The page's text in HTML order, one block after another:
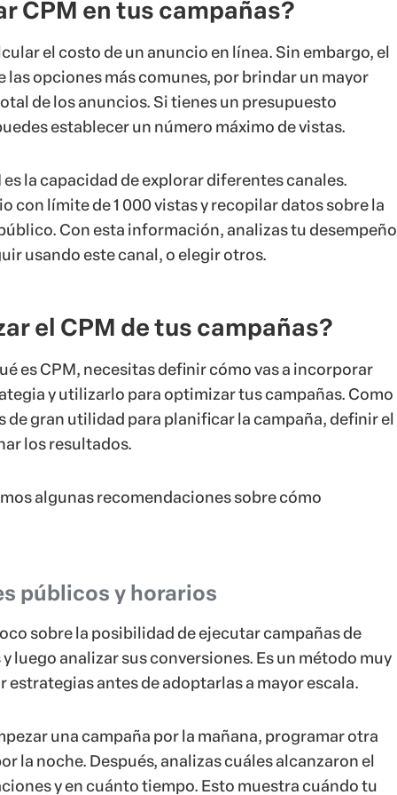
CPM en tus campañas?
el costo de un anuncio en línea. Sin embargo, el
las opciones más comunes, por brindar un mayor
de los anuncios. Si tienes un presupuesto
establecer un número máximo de vistas.
la capacidad de explorar diferentes canales.
con límite de 1 000 vistas y recopilar datos sobre la
Con esta información, analizas tu desempeño
usando este canal, o elegir otros.
el CPM de tus campañas?
es CPM, necesitas definir cómo vas a incorporar
y utilizarlo para optimizar tus campañas. Como
de gran utilidad para planificar la campaña, definir el
los resultados.
algunas recomendaciones sobre cómo
públicos y horarios
sobre la posibilidad de ejecutar campañas de
luego analizar sus conversiones. Es un método muy
antes de adoptarlas a mayor escala.
una campaña por la mañana, programar otra
la noche. Después, analizas cuáles alcanzaron el
y en cuánto tiempo. Esto muestra cuándo tu